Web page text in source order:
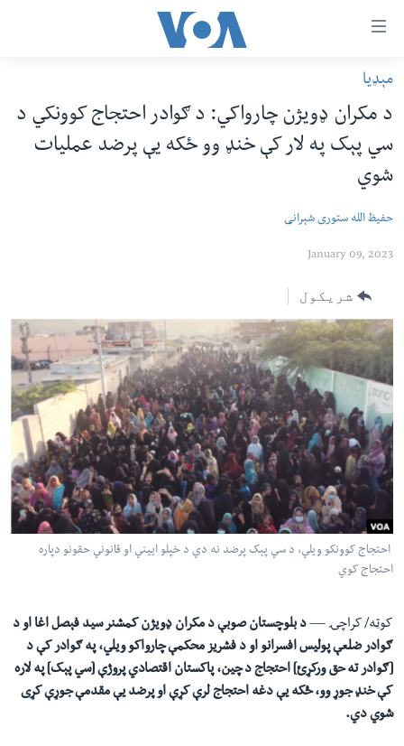
لاس
لینک
وړاندې
مرکزي
دلته
مرکزي
لټون
واوړئ
دلته
مخکې
مرکزي
واوړئ
د سېمې خبرونه
پښتونخوا
بلوچستان
پاکستان
ټاکنې
امریکا
نړۍ
افغانستان
داعش او تندروي
ټې وي
دروغ ریښتیا
اداریه
Learning English
FOLLOW US
مېډیا
د مکران ډويژن چارواکي: د ګوادر احتجاج کوونکي د
سي پېک په لار کې خنډ وو ځکه يې پرضد عمليات
شوي
حفیظ الله ستوری شېرانی
January 09, 2023
شریکول
احتجاج کوونکو ويلي، د سي پېک پرضد نه دي د خپلو اييني او قانوني حقونو دپاره
احتجاج کوي
کوټه/ کراچۍ —د بلوچستان صوبې د مکران ډويژن کمشنر سيد فېصل اغا او د
ګوادر ضلعې پوليس افسرانو او د فشريز محکمې چارواکو ويلي، په ګوادر کې د
[ګوادر ته حق ورکړئ] احتجاج د چين، پاکستان اقتصادي پروژې [سي پېک] په لاره
کې خنډ جوړ وو، ځکه يې دغه احتجاج لرې کړې او پرضد يې مقدمې جوړې کړی
شوي دي.